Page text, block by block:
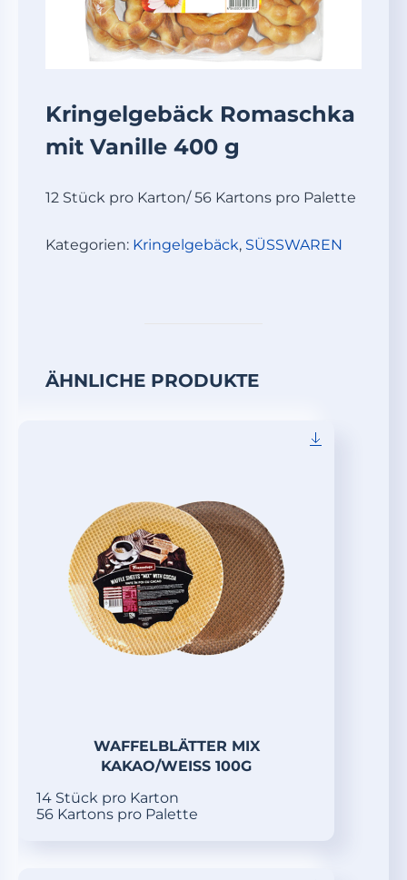
Kringelgebäck Romaschka
mit Vanille 400 g
12 Stück pro Karton/ 56 Kartons pro Palette
Kategorien: Kringelgebäck, SÜSSWAREN
ÄHNLICHE PRODUKTE
WAFFELBLÄTTER MIX
KAKAO/WEISS 100G
14 Stück pro Karton
56 Kartons pro Palette